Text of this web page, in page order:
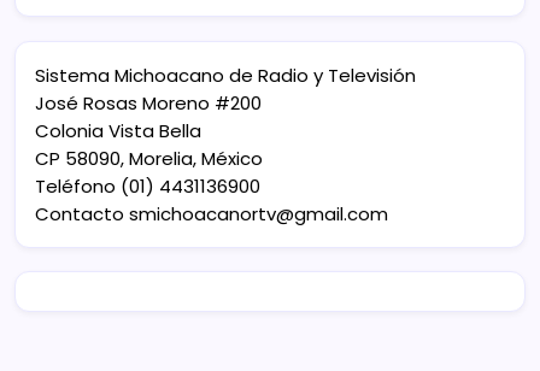
Sistema Michoacano de Radio y Televisión
José Rosas Moreno #200
Colonia Vista Bella
CP 58090, Morelia, México
Teléfono (01) 4431136900
Contacto smichoacanortv@gmail.com